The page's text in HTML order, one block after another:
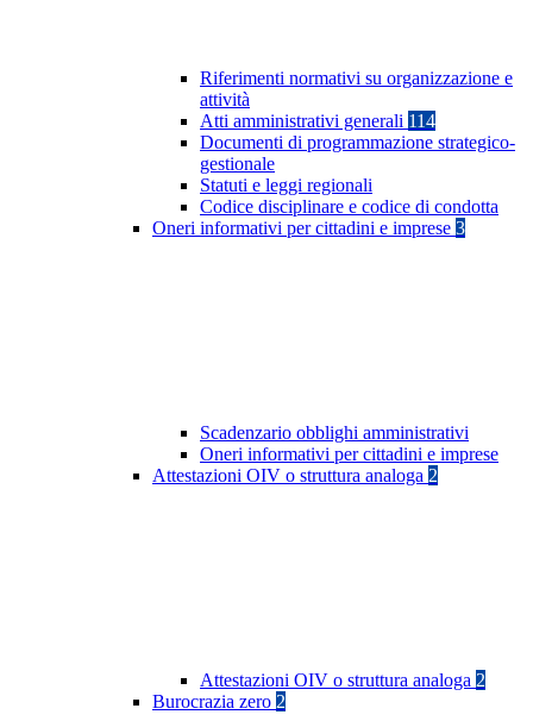
Riferimenti normativi su organizzazione e
attività
Atti amministrativi generali 114
Documenti di programmazione strategico-
gestionale
Statuti e leggi regionali
Codice disciplinare e codice di condotta
Oneri informativi per cittadini e imprese 3
Scadenzario obblighi amministrativi
Oneri informativi per cittadini e imprese
Attestazioni OIV o struttura analoga 2
Attestazioni OIV o struttura analoga 2
Burocrazia zero 2